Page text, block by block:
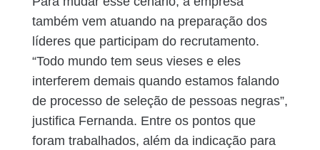
também vem atuando na preparação dos
líderes que participam do recrutamento.
“Todo mundo tem seus vieses e eles
interferem demais quando estamos falando
de processo de seleção de pessoas negras”,
justifica Fernanda. Entre os pontos que
foram trabalhados, além da indicação para